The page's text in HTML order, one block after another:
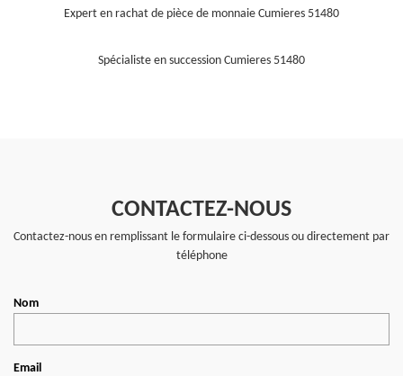
Expert en rachat de pièce de monnaie Cumieres 51480
Spécialiste en succession Cumieres 51480
CONTACTEZ-NOUS
Contactez-nous en remplissant le formulaire ci-dessous ou directement par
téléphone
Nom
Email